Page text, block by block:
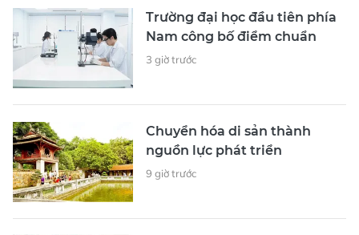
Trường đại học đầu tiên phía
Nam công bố điểm chuẩn
3 giờ trước
Chuyển hóa di sản thành
nguồn lực phát triển
9 giờ trước